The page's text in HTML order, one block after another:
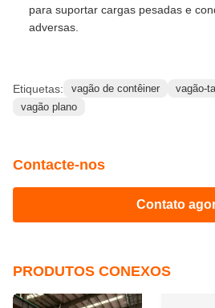
para suportar cargas pesadas e
adversas.
Etiquetas: vagão de contêiner
vagão-
vagão plano
Contacte-nos
Contato
PRODUTOS CONEXOS